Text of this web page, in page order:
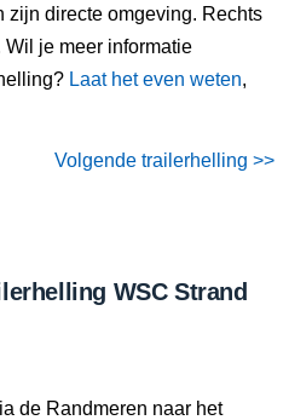
zijn directe omgeving. Rechts
je meer informatie
Laat het even weten,
Volgende trailerhelling >>
WSC Strand
de Randmeren naar het